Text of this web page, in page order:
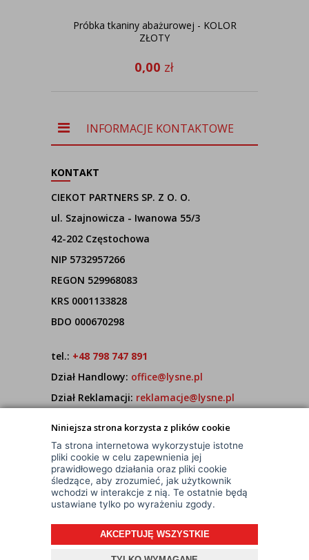
Niniejsza strona korzysta z plików cookie
Ta strona internetowa wykorzystuje istotne
pliki cookie w celu zapewnienia jej
prawidłowego działania oraz pliki cookie
śledzące, aby zrozumieć, jak użytkownik
wchodzi w interakcje z nią. Te ostatnie będą
ustawiane tylko po wyrażeniu zgody.
AKCEPTUJĘ WSZYSTKIE
Próbka tkaniny abażurowej - KOLOR
ZŁOTY
0,00 zł
INFORMACJE KONTAKTOWE
KONTAKT
CIEKOT PARTNERS SP. Z O. O.
ul. Szajnowicza - Iwanowa 55/3
42-202 Częstochowa
NIP 5732957266
REGON 529968083
KRS 0001133828
BDO 000670298
tel.: +48 798 747 891
Dział Handlowy: office@lysne.pl
Dział Reklamacji: reklamacje@lysne.pl
7:00 - 15:00
© Wszelkie Prawa Zastrzeżone
Projekt i oprogramowanie sklepu: